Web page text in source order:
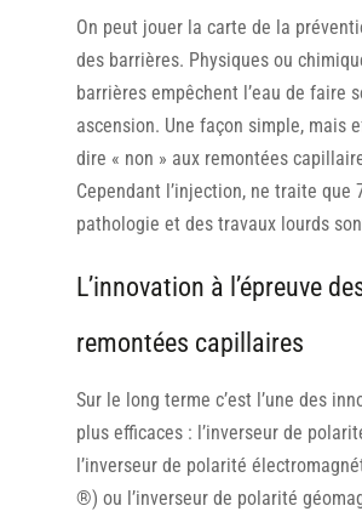
On peut jouer la carte de la
des barrières. Physiques ou
barrières empêchent l’eau de faire
ascension. Une façon simple, mais
dire « non » aux remontées
Cependant l’injection, ne traite que
pathologie et des travaux lourds
L’innovation à l’épreuve
remontées capillaires
Sur le long terme c’est l’une des
plus efficaces : l’inverseur de
l’inverseur de polarité
®) ou l’inverseur de polarité